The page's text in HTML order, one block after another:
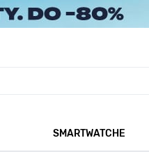
SMARTWATCHE